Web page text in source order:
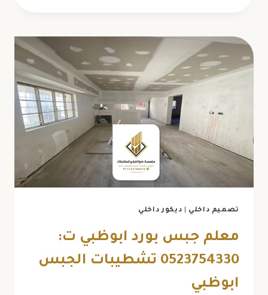
أبوظبي
ت:
0523754330
خلفيات
بديل
الحجر
أبوظبي
تصميم داخلي ديكور داخلي
معلم جبس بورد ابوظبي ت:
0523754330 تشطيبات الجبس
ابوظبي